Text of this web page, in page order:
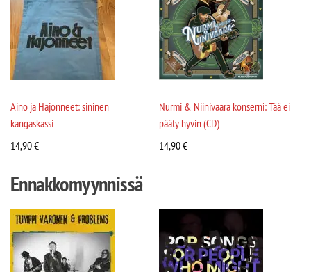
Aino ja Hajonneet: sininen
kangaskassi
14,90€
Nurmi & Niinivaara konserni: Tää ei
pääty hyvin (CD)
14,90€
Ennakkomyynnissä